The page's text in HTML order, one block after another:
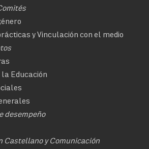
y Vinculación con el medio
la Educación
desempeño
Castellano y Comunicación